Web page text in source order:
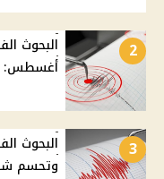
2
أغسطس:
3
البحوث
وتحسم